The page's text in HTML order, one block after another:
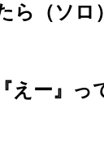
ら（ソ
えー』